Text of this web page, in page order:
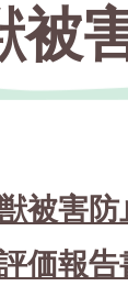
被
被害防
価報告